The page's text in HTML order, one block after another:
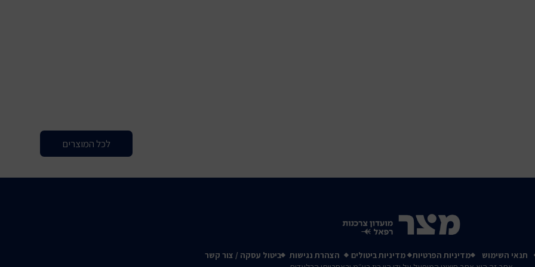
לכל המוצרים
תנאי השימוש מדיניות הפרטיות מדיניות ביטולים הצהרת נגישות
ביטול עסקה / צור קשר